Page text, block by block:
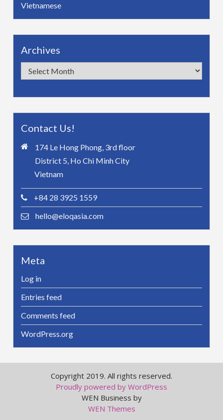
Vietnamese
Archives
Archives
Contact Us!
174 Le Hong Phong, 3rd floor
District 5, Ho Chi Minh City
Vietnam
+84 28 3925 1559
hello@eloqasia.com
Meta
Log in
Entries feed
Comments feed
WordPress.org
Copyright 2019. All rights reserved.
Proudly powered by WordPress
WEN Business by
WEN Themes